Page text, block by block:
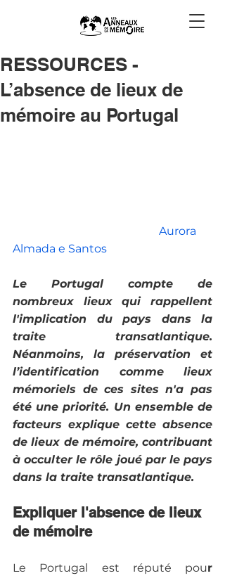
RESSOURCES -
L’absence de lieux de
mémoire au Portugal
Aurora
Almada e Santos
Le Portugal compte de
nombreux lieux qui rappellent
l'implication du pays dans la
traite transatlantique.
Néanmoins, la préservation et
l’identification comme lieux
mémoriels de ces sites n'a pas
été une priorité. Un ensemble de
facteurs explique cette absence
de lieux de mémoire, contribuant
à occulter le rôle joué par le pays
dans la traite transatlantique.
Expliquer l'absence de lieux
de mémoire
Le Portugal est réputé pour